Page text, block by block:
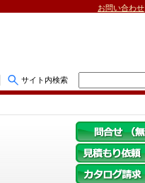
お問い合わせ
サイト内検索